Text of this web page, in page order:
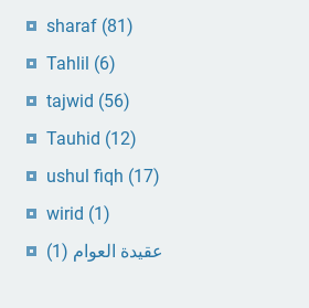
sharaf (81)
Tahlil (6)
tajwid (56)
Tauhid (12)
ushul fiqh (17)
wirid (1)
عقيدة العوام (1)